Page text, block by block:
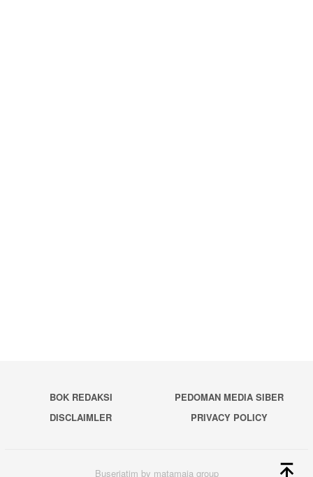
BOK REDAKSI
PEDOMAN MEDIA SIBER
DISCLAIMLER
PRIVACY POLICY
Buserjatim by matamaja group